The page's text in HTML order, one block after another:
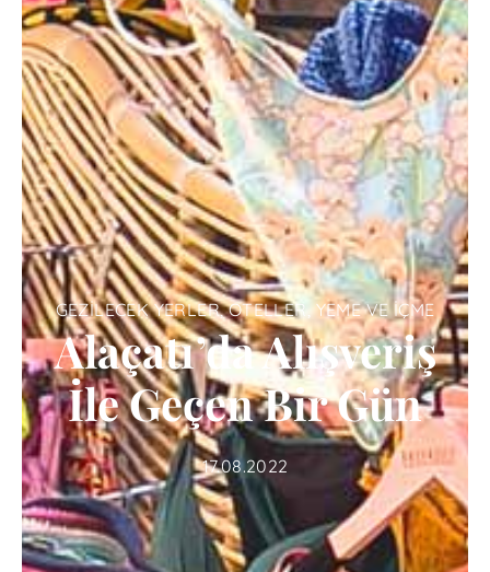
GEZILECEK YERLER,OTELLER , YEME VE İÇME
Alaçatı’da Alışveriş
İle Geçen Bir Gün
17.08.2022